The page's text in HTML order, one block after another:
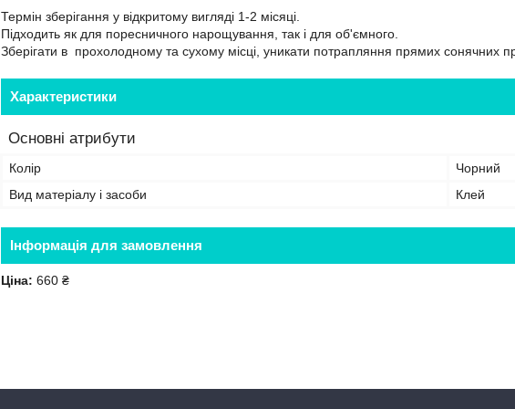
Термін зберігання у відкритому вигляді 1-2 місяці.
Підходить як для поресничного нарощування, так і для об'ємного.
Зберігати в прохолодному та сухому місці, уникати потрапляння прямих сонячних
Характеристики
Основні атрибути
Колір
Чорний
Вид матеріалу і засоби
Клей
Інформація для замовлення
Ціна: 660 ₴